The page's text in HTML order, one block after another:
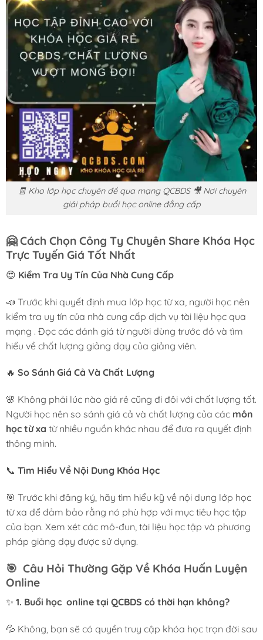
🧾 Kho lớp học chuyên đề qua mạng QCBDS 🎥 Nơi chuyên
giải pháp buổi học online đẳng cấp
🤗Cách Chọn Công Ty Chuyên Share Khóa Học
Trực Tuyến Giá Tốt Nhất
😍 Kiểm Tra Uy Tín Của Nhà Cung Cấp
📣 Trước khi quyết định mua lớp học từ xa, người học nên
kiểm tra uy tín của nhà cung cấp dịch vụ tài liệu học qua
mạng . Đọc các đánh giá từ người dùng trước đó và tìm
hiểu về chất lượng giảng dạy của giảng viên.
🔥 So Sánh Giá Cả Và Chất Lượng
🌸 Không phải lúc nào giá rẻ cũng đi đôi với chất lượng tốt.
Người học nên so sánh giá cả và chất lượng của các môn
học từ xa từ nhiều nguồn khác nhau để đưa ra quyết định
thông minh.
📞 Tìm Hiểu Về Nội Dung Khóa Học
🎯 Trước khi đăng ký, hãy tìm hiểu kỹ về nội dung lớp học
từ xa để đảm bảo rằng nó phù hợp với mục tiêu học tập
của bạn. Xem xét các mô-đun, tài liệu học tập và phương
pháp giảng dạy được sử dụng.
🎯 Câu Hỏi Thường Gặp Về Khóa Huấn Luyện
Online
✨ 1. Buổi học online tại QCBDS có thời hạn không?
💦 Không, bạn sẽ có quyền truy cập khóa học trọn đời sau